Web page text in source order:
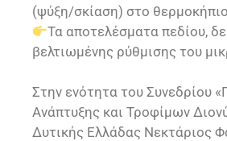
(ψύξη/σκίαση) στο
Τα αποτελέσματα πεδίου,
βελτιωμένης ρύθμισης του
Στην ενότητα του Συνεδρίου
Ανάπτυξης και Τροφίμων
Δυτικής Ελλάδας Νεκτάριος